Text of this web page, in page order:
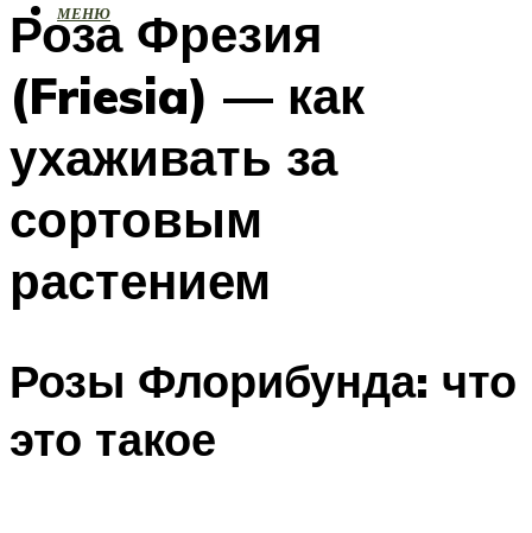
МЕНЮ
Роза Фрезия
(Friesia) — как
ухаживать за
сортовым
растением
Розы Флорибунда: что
это такое